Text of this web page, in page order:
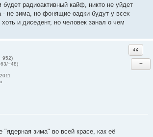
радиоактивный кайф, никто не уйдет
не зима, но фонящие оадки будут у всех
хоть и диседент, но человек занал о чем
−48)
сообщение
−
"ядерная зима" во всей красе, как её